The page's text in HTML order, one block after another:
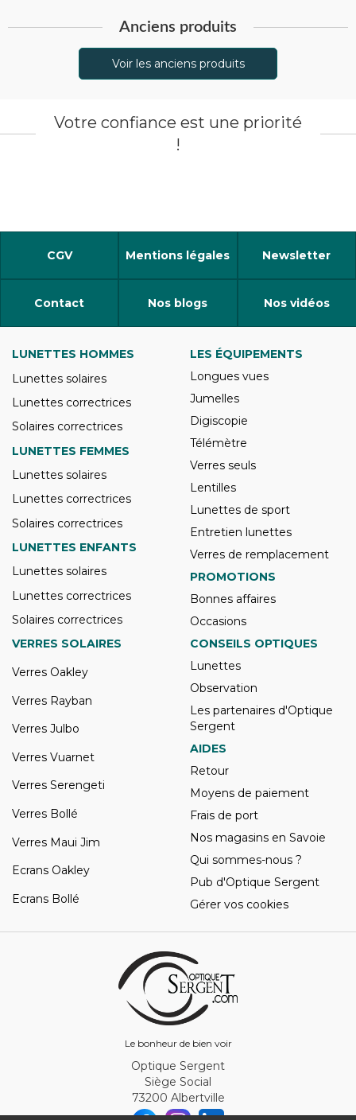
Anciens produits
Voir les anciens produits
Votre confiance est une priorité
!
CGV Mentions légales Newsletter
Contact Nos blogs Nos vidéos
Le bonheur de bien voir
LUNETTES HOMMES
Lunettes solaires
Lunettes correctrices
Solaires correctrices
LUNETTES FEMMES
Lunettes solaires
Lunettes correctrices
Solaires correctrices
LUNETTES ENFANTS
Lunettes solaires
Lunettes correctrices
Solaires correctrices
LES ÉQUIPEMENTS
Longues vues
Jumelles
Digiscopie
Télémètre
Verres seuls
Lentilles
Lunettes de sport
Entretien lunettes
Verres de remplacement
PROMOTIONS
Bonnes affaires
Occasions
VERRES SOLAIRES
Verres Oakley
Verres Rayban
Verres Julbo
Verres Vuarnet
Verres Serengeti
Verres Bollé
Verres Maui Jim
Ecrans Oakley
Ecrans Bollé
CONSEILS OPTIQUES
Lunettes
Observation
Les partenaires d'Optique
Sergent
AIDES
Retour
Moyens de paiement
Frais de port
Nos magasins en Savoie
Qui sommes-nous ?
Pub d'Optique Sergent
Gérer vos cookies
Optique Sergent
Siège Social
73200 Albertville